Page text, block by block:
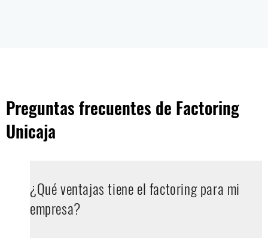
Preguntas frecuentes de Factoring
Unicaja
¿Qué ventajas tiene el factoring para mi
empresa?